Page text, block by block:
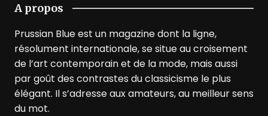
A propos
Prussian Blue est un magazine dont la ligne,
résolument internationale, se situe au croisement
de l’art contemporain et de la mode, mais aussi
par goût des contrastes du classicisme le plus
élégant. Il s’adresse aux amateurs, au meilleur sens
du mot.